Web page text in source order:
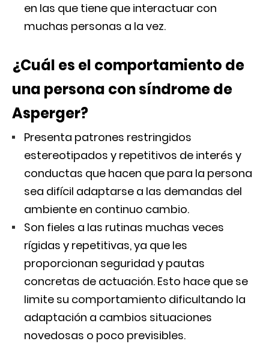
en las que tiene que interactuar con
muchas personas a la vez.
¿Cuál es el comportamiento de
una persona con síndrome de
Asperger?
Presenta patrones restringidos
estereotipados y repetitivos de interés y
conductas que hacen que para la persona
sea difícil adaptarse a las demandas del
ambiente en continuo cambio.
Son fieles a las rutinas muchas veces
rígidas y repetitivas, ya que les
proporcionan seguridad y pautas
concretas de actuación. Esto hace que se
limite su comportamiento dificultando la
adaptación a cambios situaciones
novedosas o poco previsibles.